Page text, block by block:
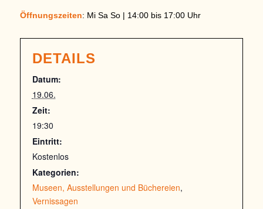
Öffnungszeiten: Mi Sa So | 14:00 bis 17:00 Uhr
DETAILS
Datum:
19.06.
Zeit:
19:30
Eintritt:
Kostenlos
Kategorien:
Museen, Ausstellungen und Büchereien,
Vernissagen